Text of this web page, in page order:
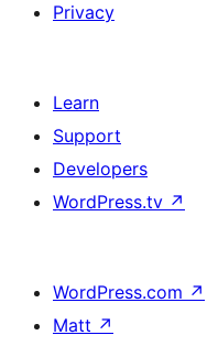
Privacy
Learn
Support
Developers
WordPress.tv ↗
WordPress.com ↗
Matt ↗